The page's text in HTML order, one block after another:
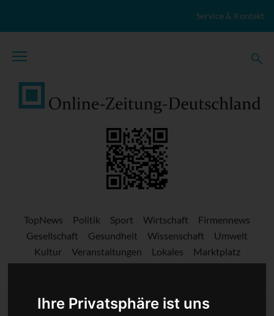
Ihre Privatsphäre ist uns
Service & Kontakt
TopNews Politik Sport Wirtschaft
Firmennews
Gesellschaft
Gesundheit Wissenschaft
Umwelt
Kultur
Veranstaltungen Lokales
Marktplatz
Stellenangebote